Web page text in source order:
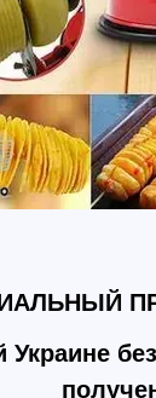
Украине